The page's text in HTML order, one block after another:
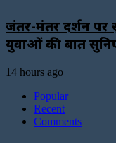
जंतर-मंतर प्रदर्शन पर
युवाओं की बात
14 hours ago
Popular
Recent
Comments